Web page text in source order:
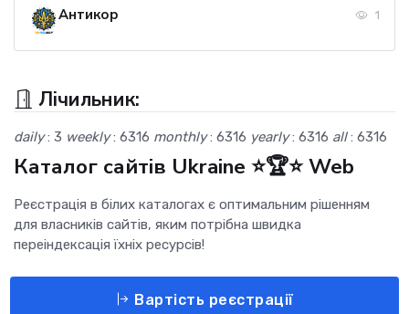
Антикор 1
Лічильник:
daily: 3 weekly: 6316 monthly: 6316 yearly: 6316 all: 6316
Каталог сайтів Ukraine ⭐🏆⭐ Web
Реєстрація в білих каталогах є оптимальним рішенням
для власників сайтів, яким потрібна швидка
переіндексація їхніх ресурсів!
Вартість реєстрації